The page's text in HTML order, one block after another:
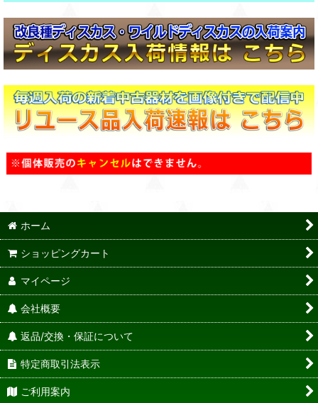
ホーム
ショッピングカート
マイページ
会社概要
返品/交換・保証について
特定商取引法表示
ご利用案内